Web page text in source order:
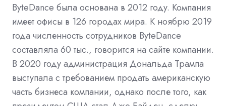
ByteDance была основана в 2012 году. Компания
имеет офисы в 126 городах мира. К ноябрю 2019
года численность сотрудников ByteDance
составляла 60 тыс., говорится на сайте компании.
В 2020 году администрация Дональда Трампа
выступала с требованием продать американскую
часть бизнеса компании, однако после того, как